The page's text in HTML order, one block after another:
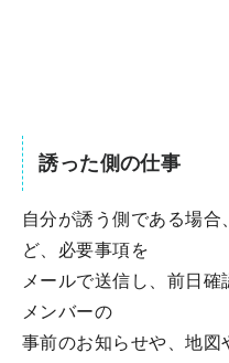
誘った側の仕事
自分が誘う側である場
ど、必要事項を
メールで送信し、前日
メンバーの
事前のお知らせや、地図